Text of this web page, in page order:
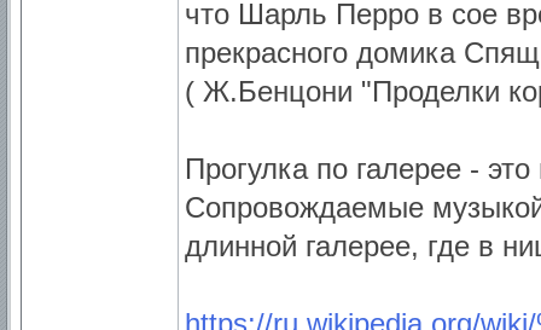
что Шарль Перро в сое
прекрасного домика
( Ж.Бенцони "Проделки
Прогулка по галерее -
Сопровождаемые
длинной галерее, где в
https://ru.wikipedia.org/